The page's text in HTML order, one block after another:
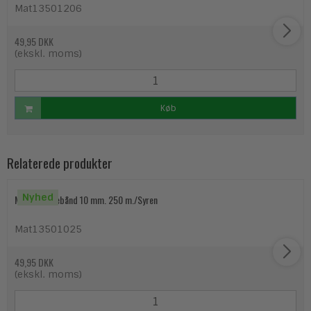
Mat13501206
49,95 DKK
(ekskl. moms)
Køb
Relaterede produkter
Nyhed
Matline gavebånd 10 mm. 250 m./Syren
Mat13501025
49,95 DKK
(ekskl. moms)